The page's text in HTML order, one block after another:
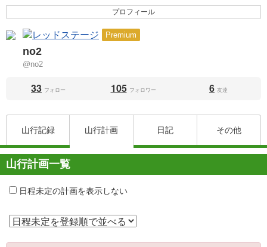
プロフィール
Premium
no2
@no2
33 フォロー 105 フォロワー 6 友達
山行記録 山行計画 日記 その他
山行計画一覧
日程未定の計画を表示しない